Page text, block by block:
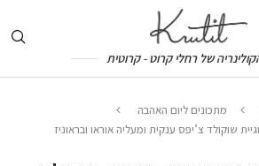
של רחלי קרוט - קרוטית
מתכונים ליום האהבה
שוקולד צ’יפס ענקית ומעליה אוראו ובראוניז